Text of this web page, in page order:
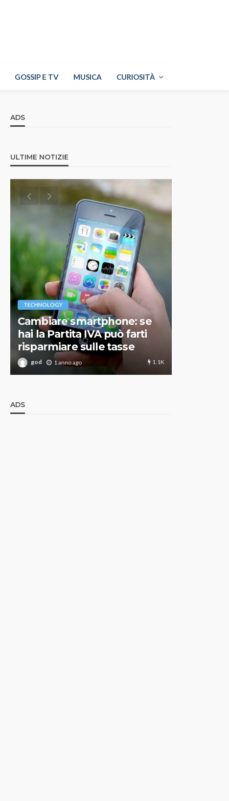
GOSSIP E TV MUSICA CURIOSITÀ
ADS
ULTIME NOTIZIE
TECHNOLOGY
Cambiare smartphone: se
hai la Partita IVA può farti
risparmiare sulle tasse
god 1 anno ago 1.1K
ADS